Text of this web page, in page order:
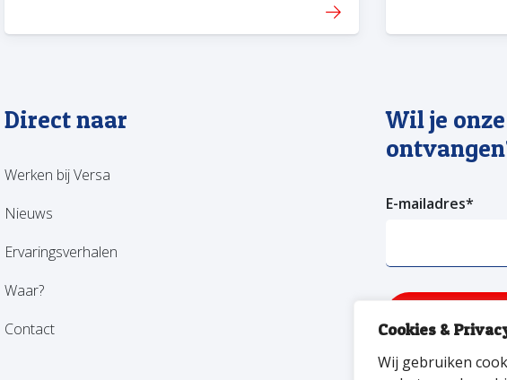
Cookies &
Wij gebruiken
Direct naar
Werken bij Versa
Nieuws
Ervaringsverhalen
Waar?
Contact
Wil je
E-mailadres*